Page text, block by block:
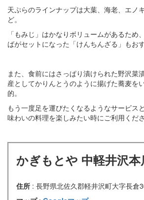
天ぷらのラインナップは大葉、海老、エノ
ど。
「もみじ」はかなりボリュームがあるため
ばがセットになった「けんちんざる」もお
また、食前にはさっぱり漬けられた野沢菜
産としてかりんとうのように揚げた蕎麦を
的。
もう一度足を運びたくなるようなサービス
味わいの料理を楽しみたい時にご利用くださ
かぎもとや 中軽井沢本
住所 : 長野県北佐久郡軽井沢町大字長倉